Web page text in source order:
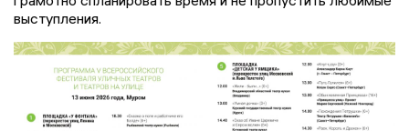
выступления.